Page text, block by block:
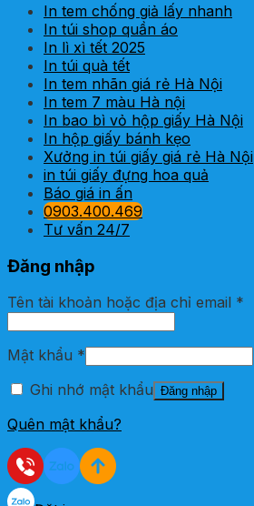
In tem chống giả lấy nhanh
In túi shop quần áo
In lì xì tết 2025
In túi quà tết
In tem nhãn giá rẻ Hà Nội
In tem 7 màu Hà nội
In bao bì vỏ hộp giấy Hà Nội
In hộp giấy bánh kẹo
Xưởng in túi giấy giá rẻ Hà Nội
in túi giấy đựng hoa quả
Báo giá in ấn
0903.400.469
Tư vấn 24/7
Đăng nhập
Tên tài khoản hoặc địa chỉ email *
Mật khẩu *
Ghi nhớ mật khẩu Đăng nhập
Quên mật khẩu?